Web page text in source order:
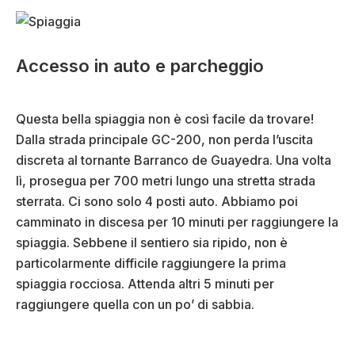
Accesso in auto e parcheggio
Questa bella spiaggia non è così facile da trovare!
Dalla strada principale GC-200, non perda l’uscita
discreta al tornante Barranco de Guayedra. Una volta
lì, prosegua per 700 metri lungo una stretta strada
sterrata. Ci sono solo 4 posti auto. Abbiamo poi
camminato in discesa per 10 minuti per raggiungere la
spiaggia. Sebbene il sentiero sia ripido, non è
particolarmente difficile raggiungere la prima
spiaggia rocciosa. Attenda altri 5 minuti per
raggiungere quella con un po’ di sabbia.